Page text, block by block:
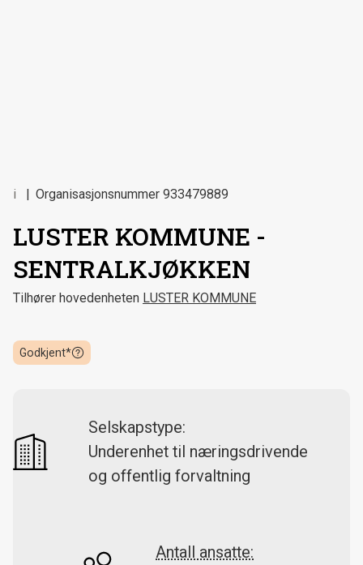
i Organisasjonsnummer 933479889
LUSTER KOMMUNE -
SENTRALKJØKKEN
Tilhører hovedenheten LUSTER KOMMUNE
Godkjent*
Selskapstype:
Underenhet til næringsdrivende
og offentlig forvaltning
Antall ansatte: